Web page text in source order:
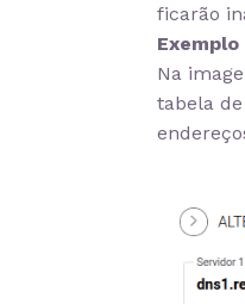
ficarão
Exemplo
Na
tabela de